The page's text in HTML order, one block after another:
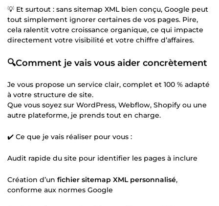
💡 Et surtout : sans sitemap XML bien conçu, Google peut
tout simplement ignorer certaines de vos pages. Pire,
cela ralentit votre croissance organique, ce qui impacte
directement votre visibilité et votre chiffre d’affaires.
🔍Comment je vais vous aider concrètement
Je vous propose un service clair, complet et 100 % adapté
à votre structure de site.
Que vous soyez sur WordPress, Webflow, Shopify ou une
autre plateforme, je prends tout en charge.
✔️ Ce que je vais réaliser pour vous :
Audit rapide du site pour identifier les pages à inclure
Création d’un fichier sitemap XML personnalisé,
conforme aux normes Google